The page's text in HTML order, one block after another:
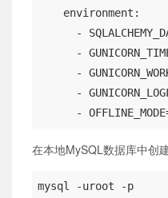
    environment:
-
-
-
-
-
在本地MySQL数据库中创